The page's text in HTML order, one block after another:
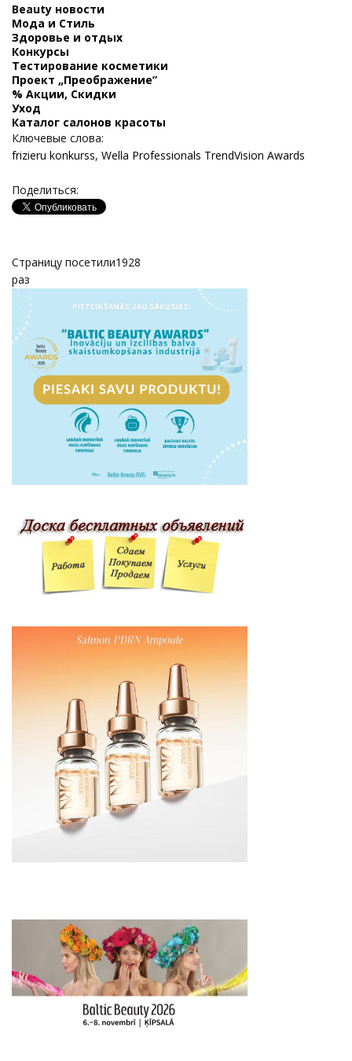
Beauty новости
Мода и Стиль
Здоровье и отдых
Конкурсы
Тестирование косметики
Проект „Преображение”
% Акции, Скидки
Уход
Каталог салонов красоты
Ключевые слова:
frizieru konkurss, Wella Professionals TrendVision Awards
Поделиться:
Страницу посетили1928
раз